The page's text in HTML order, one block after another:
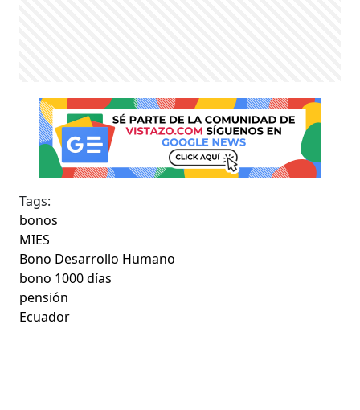
Tags:
bonos
MIES
Bono Desarrollo Humano
bono 1000 días
pensión
Ecuador